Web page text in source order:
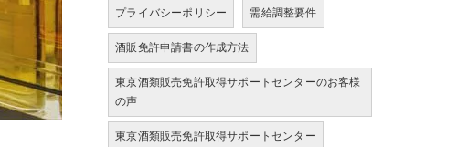
プライバシーポリシー 需給調整要件
酒販免許申請書の作成方法
東京酒類販売免許取得サポートセンターのお客様
の声
東京酒類販売免許取得サポートセンター